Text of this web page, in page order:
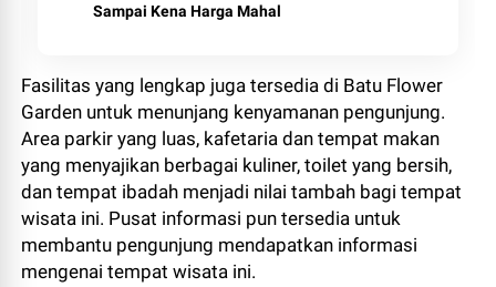
Sampai Kena Harga Mahal
Fasilitas yang lengkap juga tersedia di Batu Flower
Garden untuk menunjang kenyamanan pengunjung.
Area parkir yang luas, kafetaria dan tempat makan
yang menyajikan berbagai kuliner, toilet yang bersih,
dan tempat ibadah menjadi nilai tambah bagi tempat
wisata ini. Pusat informasi pun tersedia untuk
membantu pengunjung mendapatkan informasi
mengenai tempat wisata ini.